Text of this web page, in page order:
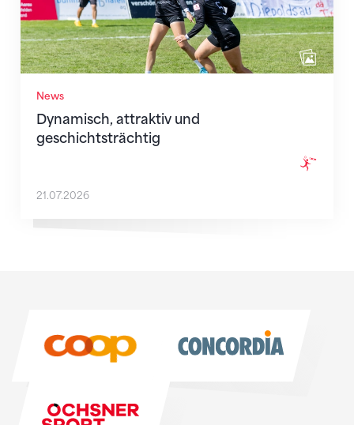
News
Dynamisch, attraktiv und
geschichtsträchtig
21.07.2026